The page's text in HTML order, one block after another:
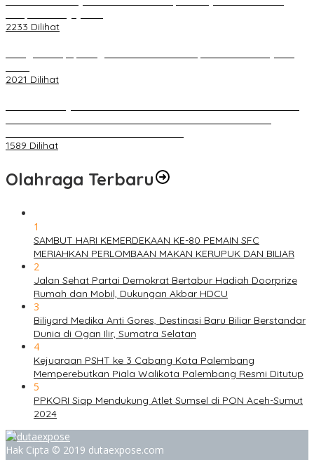
2233 Dilihat
2021 Dilihat
1589 Dilihat
Olahraga Terbaru
1
SAMBUT HARI KEMERDEKAAN KE-80 PEMAIN SFC
MERIAHKAN PERLOMBAAN MAKAN KERUPUK DAN BILIAR
2
Jalan Sehat Partai Demokrat Bertabur Hadiah Doorprize
Rumah dan Mobil, Dukungan Akbar HDCU
3
Biliyard Medika Anti Gores, Destinasi Baru Biliar Berstandar
Dunia di Ogan Ilir, Sumatra Selatan
4
Kejuaraan PSHT ke 3 Cabang Kota Palembang
Memperebutkan Piala Walikota Palembang Resmi Ditutup
5
PPKORI Siap Mendukung Atlet Sumsel di PON Aceh-Sumut
2024
Hak Cipta © 2019 dutaexpose.com